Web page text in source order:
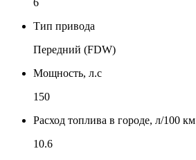
Тип привода
Передний (FDW)
Мощность, л.с
150
Расход топлива в городе, л/100 км
10.6